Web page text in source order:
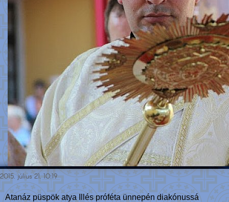
2015. július 21. 10:19
Atanáz püspök atya Illés próféta ünnepén diakónussá